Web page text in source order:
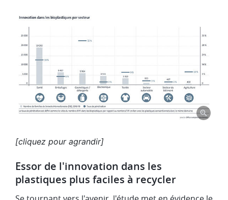
[cliquez pour agrandir]
Essor de l'innovation dans les
plastiques plus faciles à recycler